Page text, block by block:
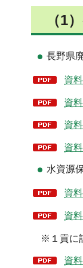
（1
長野県
資
資
資
資
水資源
資
資
※１貢に記
資